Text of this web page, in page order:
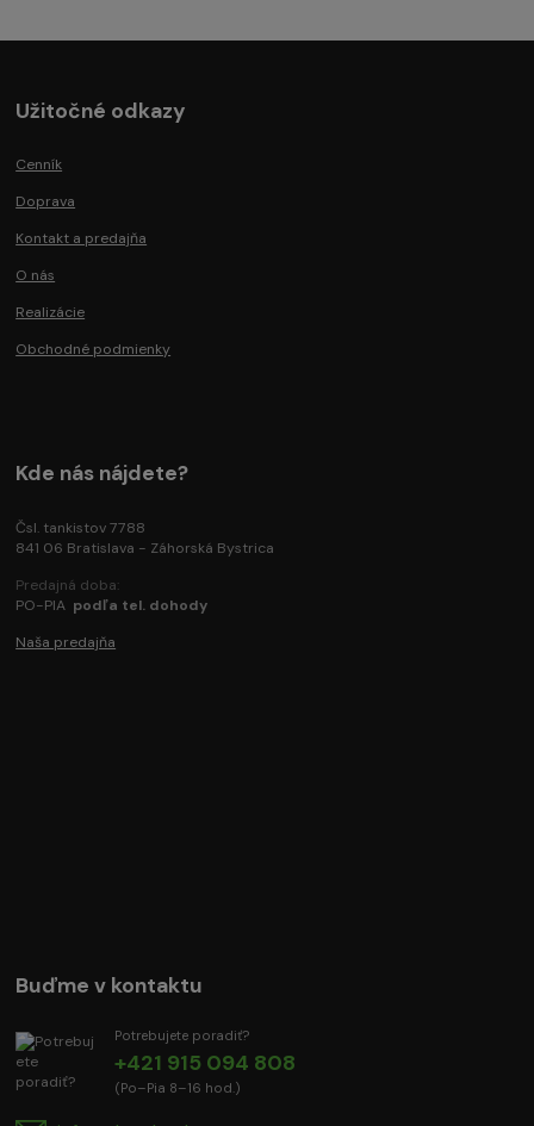
Užitočné odkazy
Cenník
Doprava
Kontakt a predajňa
O nás
Realizácie
Obchodné podmienky
Kde nás nájdete?
Čsl. tankistov 7788
841 06 Bratislava - Záhorská Bystrica
Predajná doba:
PO-PIA podľa tel. dohody
Naša predajňa
Buďme v kontaktu
Potrebujete poradiť?
+421 915 094 808
(Po–Pia 8–16 hod.)